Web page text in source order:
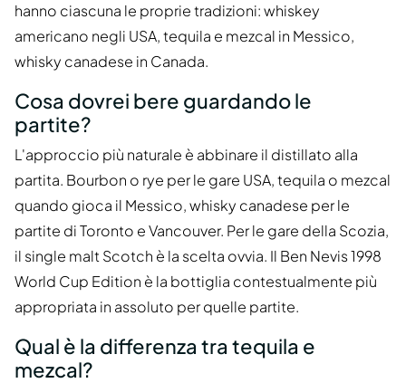
hanno ciascuna le proprie tradizioni: whiskey
americano negli USA, tequila e mezcal in Messico,
whisky canadese in Canada.
Cosa dovrei bere guardando le
partite?
L'approccio più naturale è abbinare il distillato alla
partita. Bourbon o rye per le gare USA, tequila o mezcal
quando gioca il Messico, whisky canadese per le
partite di Toronto e Vancouver. Per le gare della Scozia,
il single malt Scotch è la scelta ovvia. Il Ben Nevis 1998
World Cup Edition è la bottiglia contestualmente più
appropriata in assoluto per quelle partite.
Qual è la differenza tra tequila e
mezcal?